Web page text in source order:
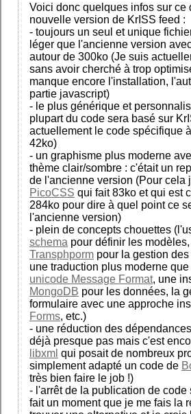
Voici donc quelques infos sur ce
nouvelle version de KrISS feed :
- toujours un seul et unique
léger que l'ancienne version
autour de 300ko (Je suis
sans avoir cherché à trop
manque encore l'installation,
partie javascript)
- le plus générique et
plupart du code sera basé sur
actuellement le code spécifique
42ko)
- un graphisme plus moderne
thème clair/sombre : c'était un
de l'ancienne version (Pour cela
PicoCSS qui fait 83ko et qui est
284ko pour dire à quel point ce
l'ancienne version)
- plein de concepts chouettes
schema pour définir les
Transphporm pour la gestion
une traduction plus moderne que
unicode Message Format, une
MongoDB pour les données, la
formulaire avec une approche
Forms, etc.)
- une réduction des
déjà presque pas mais c'est
libxml qui posait de nombreux
simplement adapté un code de
très bien faire le job !)
- l'arrêt de la publication de code
fait un moment que je me fais la